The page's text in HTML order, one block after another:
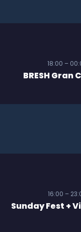
18:00 –
BRESH Gran
16:00 –
Sunday Fest +